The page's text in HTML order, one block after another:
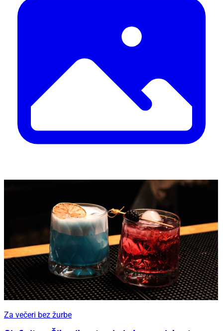
Za večeri bez žurbe